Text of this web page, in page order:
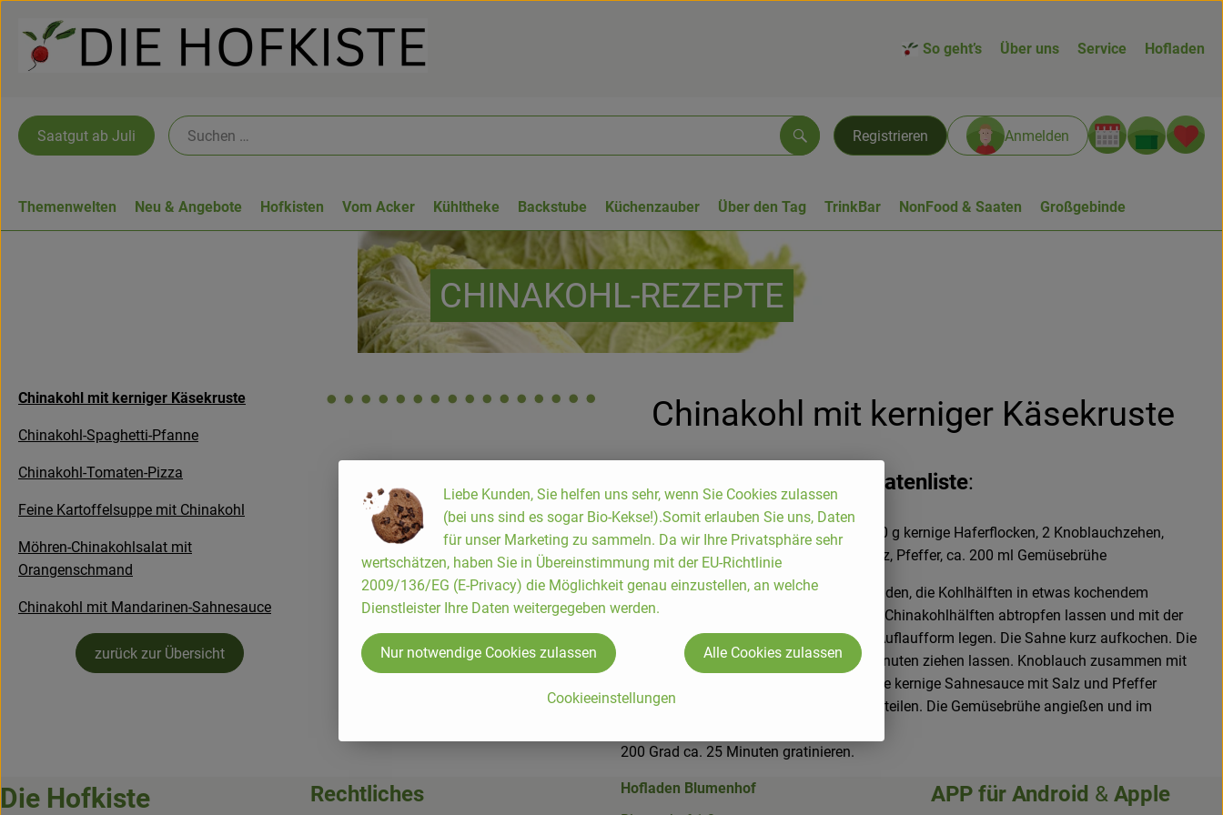
So geht’s Über uns Service Hofladen
Registrieren Anmelden
Suchen
Saatgut ab Juli
Themenwelten Neu & Angebote Hofkisten Vom Acker Kühltheke Backstube Küchenzauber Über den Tag TrinkBar NonFood & Saaten Großgebinde
CHINAKOHL-REZEPTE
Chinakohl mit kerniger Käsekruste
Chinakohl-Spaghetti-Pfanne
Chinakohl-Tomaten-Pizza
Feine Kartoffelsuppe mit Chinakohl
Möhren-Chinakohlsalat mit
Orangenschmand
Chinakohl mit Mandarinen-Sahnesauce
zurück zur Übersicht
Chinakohl mit kerniger Käsekruste
Zutatenliste:
1 Chinakohl, Meersalz, 200 ml Sahne, 150 g kernige Haferflocken, 2 Knoblauchzehen,
gehackt, 150 g Käse, gerieben, Kräutersalz, Pfeffer, ca. 200 ml Gemüsebrühe
Chinakohl halbieren, Strunk herausschneiden, die Kohlhälften in etwas kochendem
Salzwasser 2-3 Minuten blanchieren. Die Chinakohlhälften abtropfen lassen und mit der
Schnittseite nach oben in eine gefettete Auflaufform legen. Die Sahne kurz aufkochen. Die
Haferflocken hinzufügen und ein paar Minuten ziehen lassen. Knoblauch zusammen mit
dem Käse zur Sahne-Mischung geben. Die kernige Sahnesauce mit Salz und Pfeffer
würzen und auf den Chinakohlhälften verteilen. Die Gemüsebrühe angießen und im
200 Grad ca. 25 Minuten gratinieren.
Die Hofkiste Rechtliches
Hofladen Blumenhof
APP für Android & Apple
Liebe Kunden, Sie helfen uns sehr, wenn Sie Cookies zulassen
(bei uns sind es sogar Bio-Kekse!).Somit erlauben Sie uns, Daten
für unser Marketing zu sammeln. Da wir Ihre Privatsphäre sehr
wertschätzen, haben Sie in Übereinstimmung mit der EU-Richtlinie
2009/136/EG (E-Privacy) die Möglichkeit genau einzustellen, an welche
Dienstleister Ihre Daten weitergegeben werden.
Cookieeinstellungen
Nur notwendige Cookies zulassen Alle Cookies zulassen